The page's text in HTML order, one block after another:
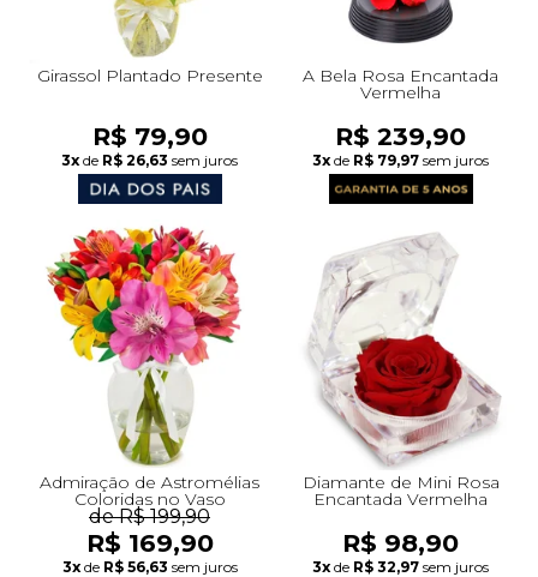
Girassol Plantado Presente
R$ 79,90
3x de R$ 26,63 sem juros
A Bela Rosa Encantada
Vermelha
R$ 239,90
3x de R$ 79,97 sem juros
Admiração de Astromélias
Coloridas no Vaso
de R$ 199,90
R$ 169,90
3x de R$ 56,63 sem juros
Diamante de Mini Rosa
Encantada Vermelha
R$ 98,90
3x de R$ 32,97 sem juros